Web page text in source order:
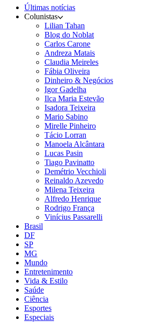
Últimas notícias
Colunistas
Lilian Tahan
Blog do Noblat
Carlos Carone
Andreza Matais
Claudia Meireles
Fábia Oliveira
Dinheiro & Negócios
Igor Gadelha
Ilca Maria Estevão
Isadora Teixeira
Mario Sabino
Mirelle Pinheiro
Tácio Lorran
Manoela Alcântara
Lucas Pasin
Tiago Pavinatto
Demétrio Vecchioli
Reinaldo Azevedo
Milena Teixeira
Alfredo Henrique
Rodrigo França
Vinícius Passarelli
Brasil
DF
SP
MG
Mundo
Entretenimento
Vida & Estilo
Saúde
Ciência
Esportes
Especiais